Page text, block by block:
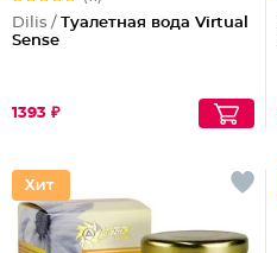
Dilis / Туалетная вода Virtual
Sense
1393 ₽